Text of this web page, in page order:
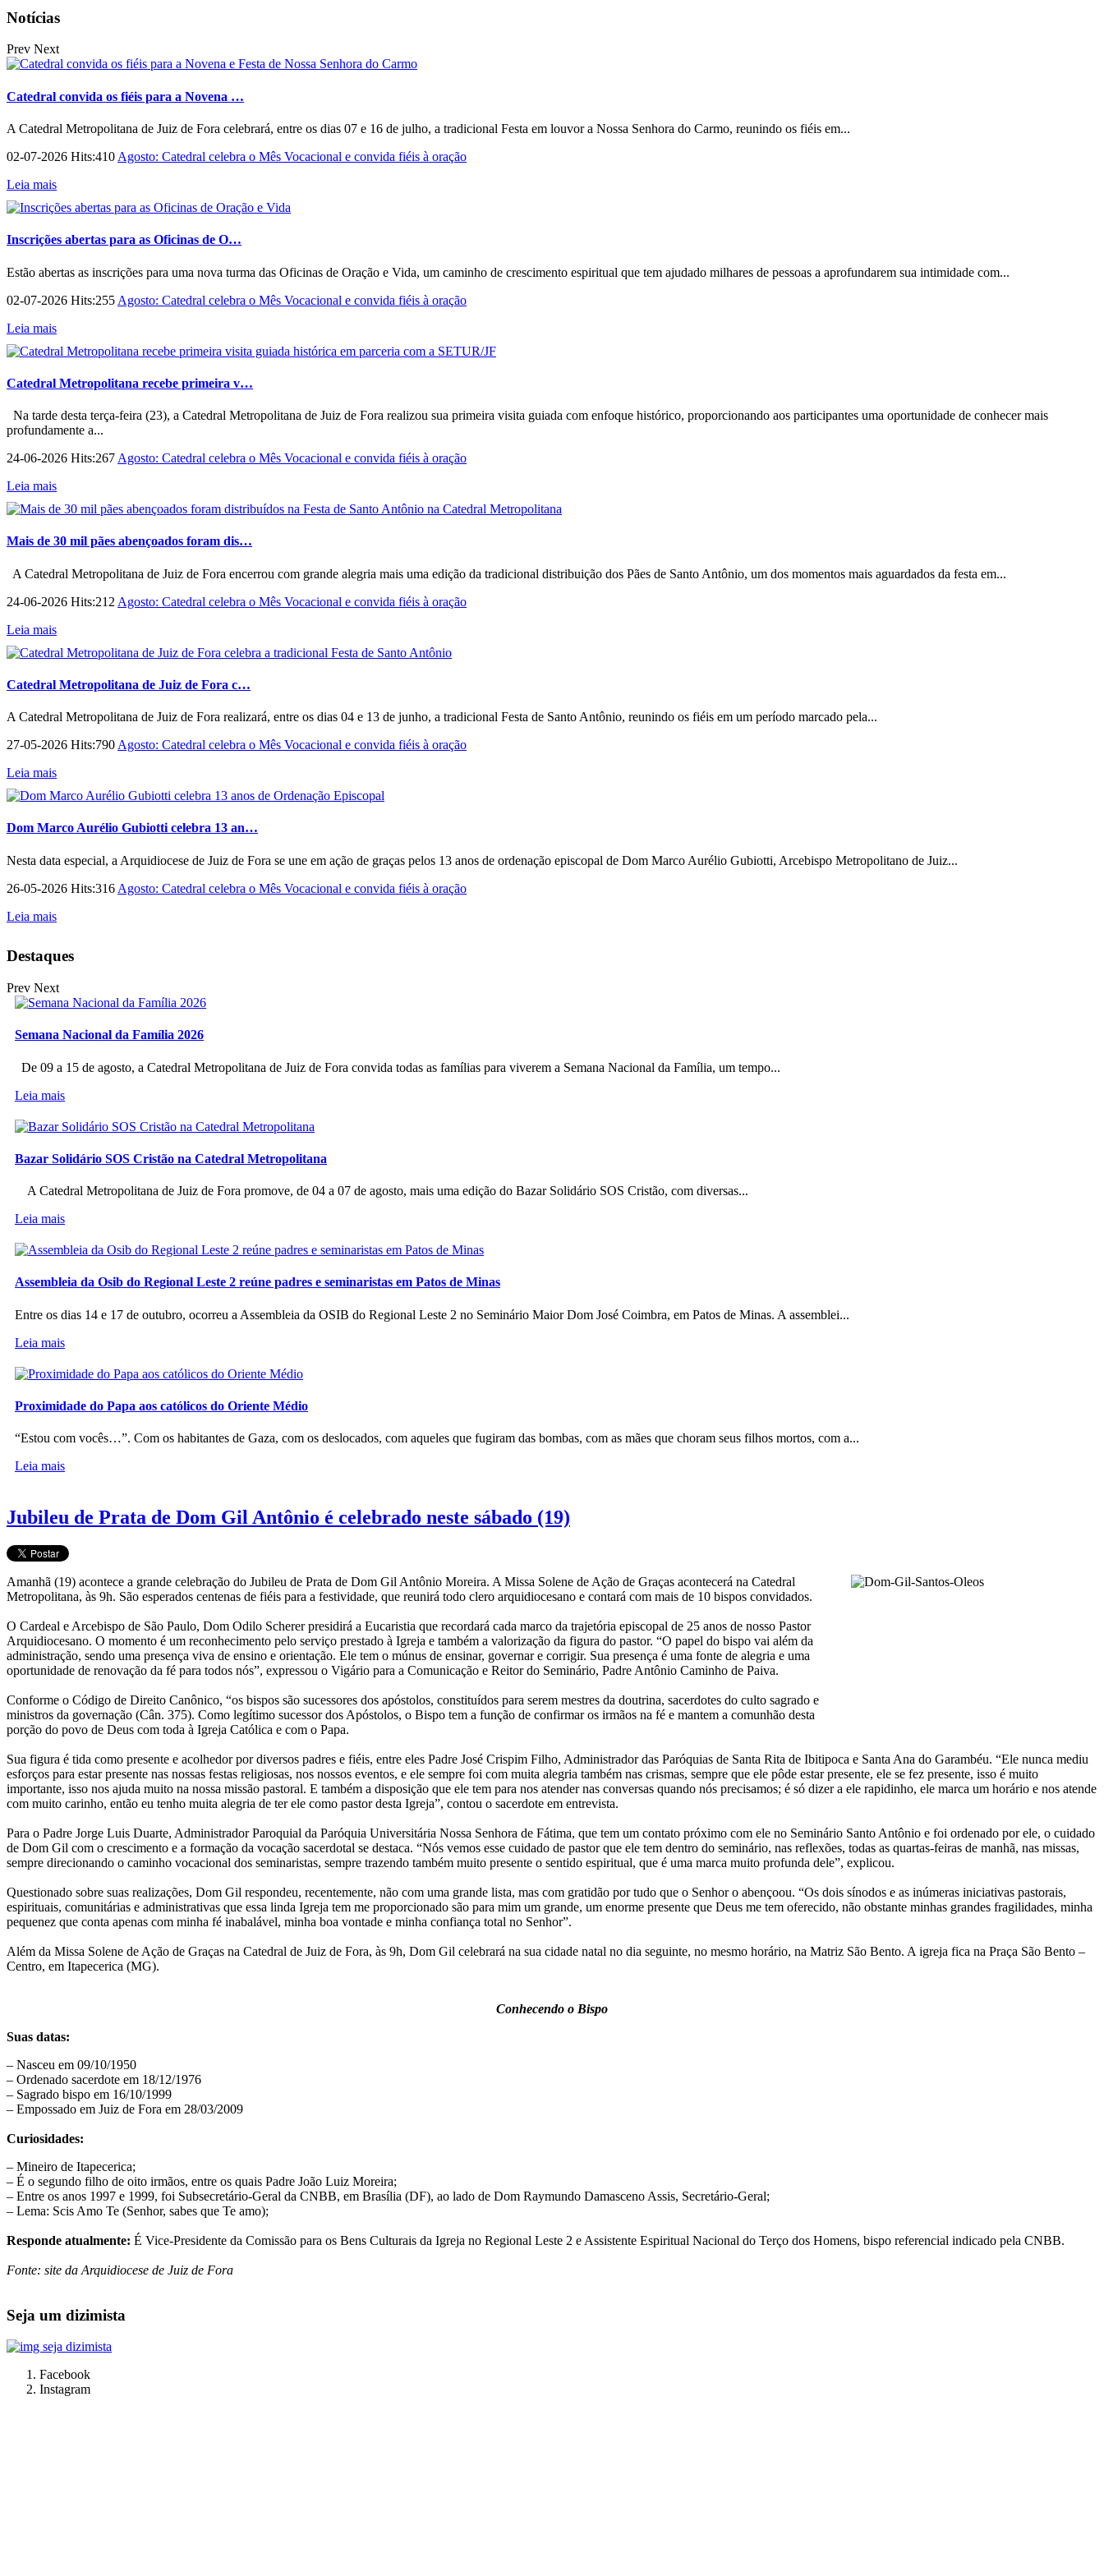
Notícias
Prev Next
Catedral convida os fiéis para a Novena …
A Catedral Metropolitana de Juiz de Fora celebrará, entre os dias 07 e 16 de julho, a tradicional Festa em louvor a Nossa Senhora do Carmo, reunindo os fiéis em...
02-07-2026 Hits:410 Agosto: Catedral celebra o Mês Vocacional e convida fiéis à oração
Leia mais
Inscrições abertas para as Oficinas de O…
Estão abertas as inscrições para uma nova turma das Oficinas de Oração e Vida, um caminho de crescimento espiritual que tem ajudado milhares de pessoas a aprofundarem sua intimidade com...
02-07-2026 Hits:255 Agosto: Catedral celebra o Mês Vocacional e convida fiéis à oração
Leia mais
Catedral Metropolitana recebe primeira v…
Na tarde desta terça-feira (23), a Catedral Metropolitana de Juiz de Fora realizou sua primeira visita guiada com enfoque histórico, proporcionando aos participantes uma oportunidade de conhecer mais
profundamente a...
24-06-2026 Hits:267 Agosto: Catedral celebra o Mês Vocacional e convida fiéis à oração
Leia mais
Mais de 30 mil pães abençoados foram dis…
A Catedral Metropolitana de Juiz de Fora encerrou com grande alegria mais uma edição da tradicional distribuição dos Pães de Santo Antônio, um dos momentos mais aguardados da festa em...
24-06-2026 Hits:212 Agosto: Catedral celebra o Mês Vocacional e convida fiéis à oração
Leia mais
Catedral Metropolitana de Juiz de Fora c…
A Catedral Metropolitana de Juiz de Fora realizará, entre os dias 04 e 13 de junho, a tradicional Festa de Santo Antônio, reunindo os fiéis em um período marcado pela...
27-05-2026 Hits:790 Agosto: Catedral celebra o Mês Vocacional e convida fiéis à oração
Leia mais
Dom Marco Aurélio Gubiotti celebra 13 an…
Nesta data especial, a Arquidiocese de Juiz de Fora se une em ação de graças pelos 13 anos de ordenação episcopal de Dom Marco Aurélio Gubiotti, Arcebispo Metropolitano de Juiz...
26-05-2026 Hits:316 Agosto: Catedral celebra o Mês Vocacional e convida fiéis à oração
Leia mais
Destaques
Prev Next
Semana Nacional da Família 2026
De 09 a 15 de agosto, a Catedral Metropolitana de Juiz de Fora convida todas as famílias para viverem a Semana Nacional da Família, um tempo...
Leia mais
Bazar Solidário SOS Cristão na Catedral Metropolitana
A Catedral Metropolitana de Juiz de Fora promove, de 04 a 07 de agosto, mais uma edição do Bazar Solidário SOS Cristão, com diversas...
Leia mais
Assembleia da Osib do Regional Leste 2 reúne padres e seminaristas em Patos de Minas
Entre os dias 14 e 17 de outubro, ocorreu a Assembleia da OSIB do Regional Leste 2 no Seminário Maior Dom José Coimbra, em Patos de Minas. A assemblei...
Leia mais
Proximidade do Papa aos católicos do Oriente Médio
“Estou com vocês…”. Com os habitantes de Gaza, com os deslocados, com aqueles que fugiram das bombas, com as mães que choram seus filhos mortos, com a...
Leia mais
Jubileu de Prata de Dom Gil Antônio é celebrado neste sábado (19)
Amanhã (19) acontece a grande celebração do Jubileu de Prata de Dom Gil Antônio Moreira. A Missa Solene de Ação de Graças acontecerá na Catedral
Metropolitana, às 9h. São esperados centenas de fiéis para a festividade, que reunirá todo clero arquidiocesano e contará com mais de 10 bispos convidados.
O Cardeal e Arcebispo de São Paulo, Dom Odilo Scherer presidirá a Eucaristia que recordará cada marco da trajetória episcopal de 25 anos de nosso Pastor
Arquidiocesano. O momento é um reconhecimento pelo serviço prestado à Igreja e também a valorização da figura do pastor. “O papel do bispo vai além da
administração, sendo uma presença viva de ensino e orientação. Ele tem o múnus de ensinar, governar e corrigir. Sua presença é uma fonte de alegria e uma
oportunidade de renovação da fé para todos nós”, expressou o Vigário para a Comunicação e Reitor do Seminário, Padre Antônio Caminho de Paiva.
Conforme o Código de Direito Canônico, “os bispos são sucessores dos apóstolos, constituídos para serem mestres da doutrina, sacerdotes do culto sagrado e
ministros da governação (Cân. 375). Como legítimo sucessor dos Apóstolos, o Bispo tem a função de confirmar os irmãos na fé e mantem a comunhão desta
porção do povo de Deus com toda à Igreja Católica e com o Papa.
Sua figura é tida como presente e acolhedor por diversos padres e fiéis, entre eles Padre José Crispim Filho, Administrador das Paróquias de Santa Rita de Ibitipoca e Santa Ana do Garambéu. “Ele nunca mediu
esforços para estar presente nas nossas festas religiosas, nos nossos eventos, e ele sempre foi com muita alegria também nas crismas, sempre que ele pôde estar presente, ele se fez presente, isso é muito
importante, isso nos ajuda muito na nossa missão pastoral. E também a disposição que ele tem para nos atender nas conversas quando nós precisamos; é só dizer a ele rapidinho, ele marca um horário e nos atende
com muito carinho, então eu tenho muita alegria de ter ele como pastor desta Igreja”, contou o sacerdote em entrevista.
Para o Padre Jorge Luis Duarte, Administrador Paroquial da Paróquia Universitária Nossa Senhora de Fátima, que tem um contato próximo com ele no Seminário Santo Antônio e foi ordenado por ele, o cuidado
de Dom Gil com o crescimento e a formação da vocação sacerdotal se destaca. “Nós vemos esse cuidado de pastor que ele tem dentro do seminário, nas reflexões, todas as quartas-feiras de manhã, nas missas,
sempre direcionando o caminho vocacional dos seminaristas, sempre trazendo também muito presente o sentido espiritual, que é uma marca muito profunda dele”, explicou.
Questionado sobre suas realizações, Dom Gil respondeu, recentemente, não com uma grande lista, mas com gratidão por tudo que o Senhor o abençoou. “Os dois sínodos e as inúmeras iniciativas pastorais,
espirituais, comunitárias e administrativas que essa linda Igreja tem me proporcionado são para mim um grande, um enorme presente que Deus me tem oferecido, não obstante minhas grandes fragilidades, minha
pequenez que conta apenas com minha fé inabalável, minha boa vontade e minha confiança total no Senhor”.
Além da Missa Solene de Ação de Graças na Catedral de Juiz de Fora, às 9h, Dom Gil celebrará na sua cidade natal no dia seguinte, no mesmo horário, na Matriz São Bento. A igreja fica na Praça São Bento –
Centro, em Itapecerica (MG).
Conhecendo o Bispo
Suas datas:
– Nasceu em 09/10/1950
– Ordenado sacerdote em 18/12/1976
– Sagrado bispo em 16/10/1999
– Empossado em Juiz de Fora em 28/03/2009
Curiosidades:
– Mineiro de Itapecerica;
– É o segundo filho de oito irmãos, entre os quais Padre João Luiz Moreira;
– Entre os anos 1997 e 1999, foi Subsecretário-Geral da CNBB, em Brasília (DF), ao lado de Dom Raymundo Damasceno Assis, Secretário-Geral;
– Lema: Scis Amo Te (Senhor, sabes que Te amo);
Responde atualmente: É Vice-Presidente da Comissão para os Bens Culturais da Igreja no Regional Leste 2 e Assistente Espiritual Nacional do Terço dos Homens, bispo referencial indicado pela CNBB.
Fonte: site da Arquidiocese de Juiz de Fora
Seja um dizimista
Facebook
Instagram